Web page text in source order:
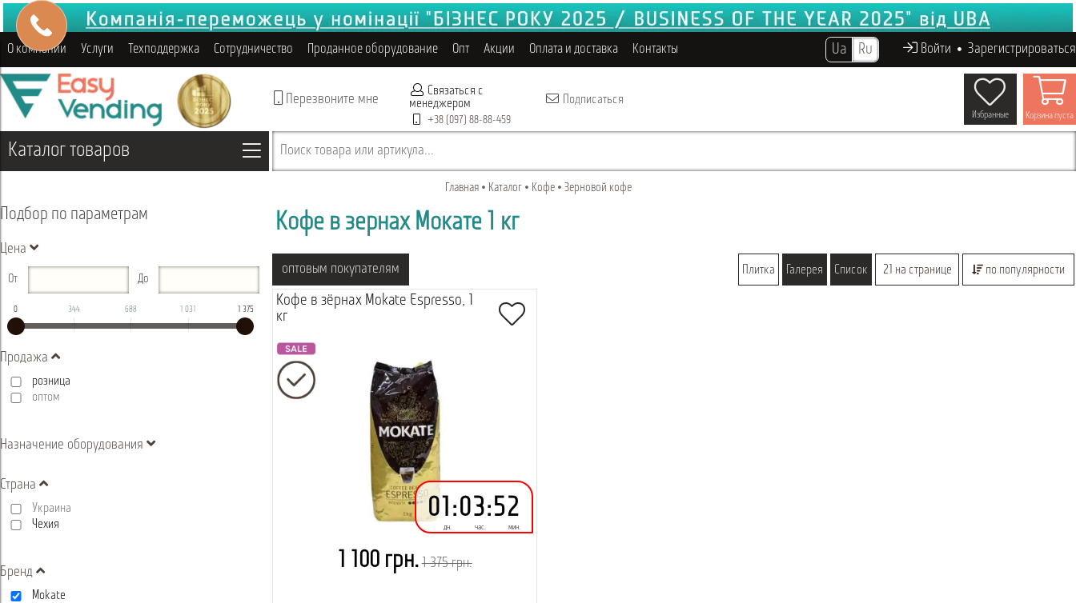
Войти Зарегистрироваться
Ua Ru
О компании Услуги Техподдержка Сотрудничество Проданное оборудование Опт Акции Оплата и доставка Контакты
Перезвоните мне
Связаться с
менеджером
+38 (097) 88-88-459
Подписаться
Корзина пуста
Избранные
Каталог товаров Поиск товара или артикула...
Главная Каталог Кофе Зерновой кофе
Кофе в зернах Мокате 1 кг
Подбор по параметрам
Цена
От До
0 344 688 1 031 1 375
Продажа
розница
оптом
Назначение оборудования
Страна
Украина
Чехия
Бренд
Mokate
оптовым покупателям по популярности
21 на странице
Список
Галерея
Плитка
Кофе в зёрнах Mokate Espresso, 1
кг
01
дн.
:03
час.
:52
мин.
1 100 грн. 1 375 грн.